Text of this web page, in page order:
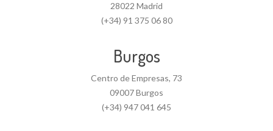
28022 Madrid
(+34) 91 375 06 80
Burgos
Centro de Empresas, 73
09007 Burgos
(+34) 947 041 645